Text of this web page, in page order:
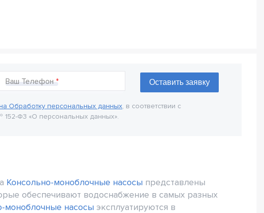
Ваш Телефон
Обработку персональных данных, в соответствии с
Ф3 «О персональных данных».
Консольно-моноблочные насосы представлены
обеспечивают водоснабжение в самых разных
моноблочные насосы эксплуатируются в